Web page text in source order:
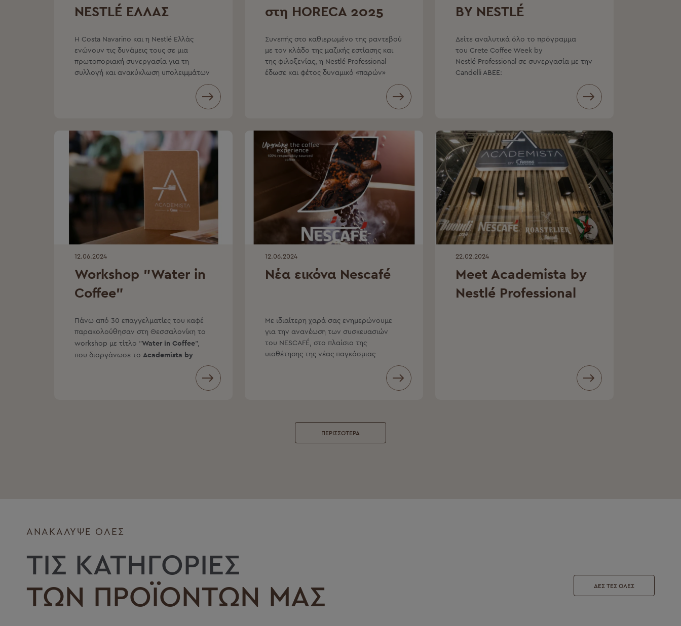
NESTLÉ ΕΛΛΑΣ
Η Costa Navarino και η Nestlé Ελλάς
ενώνουν τις δυνάμεις τους σε μια
πρωτοποριακή συνεργασία για τη
συλλογή και ανακύκλωση υπολειμμάτων
στη HORECA 2025
Συνεπής στο καθιερωμένο της ραντεβού
με τον κλάδο της μαζικής εστίασης και
της φιλοξενίας, η Nestlé Professional
έδωσε και φέτος δυναμικό «παρών»
BY NESTLÉ
Δείτε αναλυτικά όλο το πρόγραμμα
του Crete Coffee Week by
Nestlé Professional σε συνεργασία με την
Candelli ABEE:
12.06.2024
Workshop "Water in
Coffee"
Πάνω από 30 επαγγελματίες του καφέ
παρακολούθησαν στη Θεσσαλονίκη το
workshop με τίτλο "Water in Coffee",
που διοργάνωσε το Academista by
σε συνεργασία με
12.06.2024
Νέα εικόνα Nescafé
Με ιδιαίτερη χαρά σας ενημερώνουμε
για την ανανέωση των συσκευασιών
του NESCAFÉ, στο πλαίσιο της
υιοθέτησης της νέας παγκόσμιας
22.02.2024
Meet Academista by
Nestlé Professional
ΠΕΡΙΣΣΟΤΕΡΑ
ΑΝΑΚΑΛΥΨΕ ΟΛΕΣ
ΤΙΣ ΚΑΤΗΓΟΡΙΕΣ
ΤΩΝ ΠΡΟΪΌΝΤΩΝ ΜΑΣ
ΔΕΣ ΤΕΣ ΟΛΕΣ